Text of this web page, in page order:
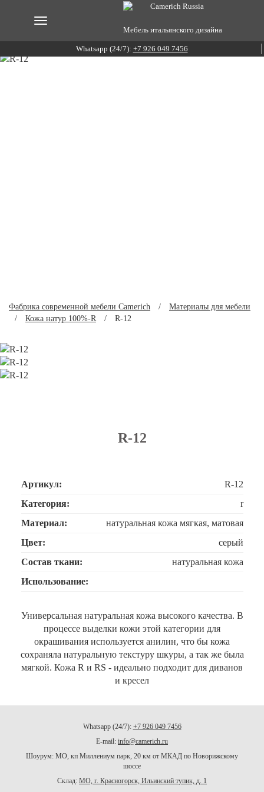
Мебель итальянского дизайна
Whatsapp (24/7): +7 926 049 7456
Фабрика современной мебели Camerich /
Материалы для мебели
/
Кожа натур 100%-R / R-12
R-12
Артикул:
R-12
Категория:
r
Материал:
натуральная кожа мягкая, матовая
Цвет:
серый
Состав ткани:
натуральная кожа
Использование:
Универсальная натуральная кожа высокого качества. В
процессе выделки кожи этой категории для
окрашивания используется анилин, что бы кожа
сохраняла натуральную текстуру шкуры, а так же была
мягкой. Кожа R и RS - идеально подходит для диванов
и кресел
Whatsapp (24/7): +7 926 049 7456
E-mail: info@camerich.ru
Шоурум: МО, кп Миллениум парк, 20 км от МКАД по Новорижскому
шоссе
Склад: МО, г. Красногорск, Ильинский тупик, д. 1